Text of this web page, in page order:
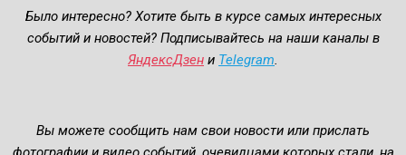
Было интересно? Хотите быть в курсе самых интересных
событий и новостей? Подписывайтесь на наши каналы в
ЯндексДзен и Telegram.
Вы можете сообщить нам свои новости или прислать